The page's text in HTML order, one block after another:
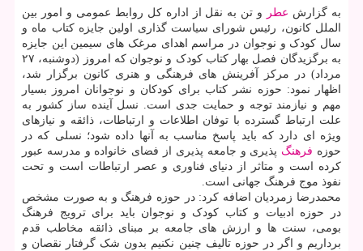
به گزارش عطر
و تن به نقل از اداره کل روابط عمومی و امور بین
الملل کانون، رئیس شورای سیاست گذاری اولین جایزه کتاب ماه و
سال کودک و نوجوان در مراسم اهدای مرغک های سیمین این جایزه
به برگزیدگان فصل بهار کتاب کودک و نوجوان که امروز (دوشنبه، ۲۷
مرداد) در مرکز آفرینش های فرهنگی و هنری کانون برگزار شد،
اظهار نمود: حوزه نشر کتاب برای کودکان و نوجوانان امروز بسیار
مهم و نیازمند توجه و حمایت جدی است. نسل آینده ساز کشور به
علت ارتباط گسترده با توفان اطلاعات و ارتباطات، ذائقه و نیازهای
ویژه ای دارد که باید پاسخ مناسب به آنها داده شود؛ نسلی که در
حوزه فرهنگ پذیری و جامعه پذیری از فضای خانواده و مدرسه عبور
کرده است و متاثر از دنیای فناوری و عصر ارتباطات است و تحت
نفوذ موج فرهنگ جهانی است.
محمدرضا زمردیان اضافه کرد: در حوزه فرهنگ و به صورت مشخص
در حوزه ادبیات و کتاب کودک و نوجوان باید برای ترویج فرهنگ
بومی، سنت ها و ارزش های جامعه بر مبنای ذائقه مخاطب قدم
برداریم و اگر در حوزه تالیف چنین نکنیم بدون شک گرفتار نقصان و